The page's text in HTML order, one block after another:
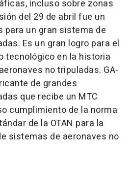
incluso sobre zonas
del 29 de abril fue un
para un gran sistema de
Es un gran logro para el
tecnológico en la historia
no tripuladas. GA-
de grandes
que recibe un MTC
cumplimiento de la norma
de la OTAN para la
sistemas de aeronaves no